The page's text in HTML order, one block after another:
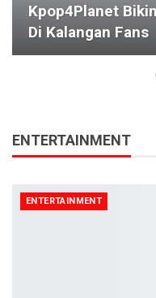
Kpop4Planet
Di Kalangan Fans
ENTERTAINMENT
ENTERTAINMENT